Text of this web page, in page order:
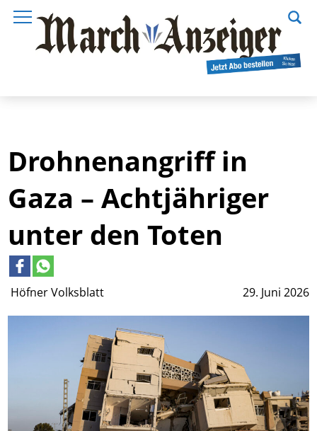
Höfner Volksblatt 29. Juni 2026
Drohnenangriff in
Gaza – Achtjähriger
unter den Toten